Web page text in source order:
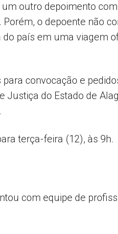
outro depoimento
o depoente não
país em uma viagem
convocação e
Justiça do Estado de
terça-feira (12), às 9h.
com equipe de